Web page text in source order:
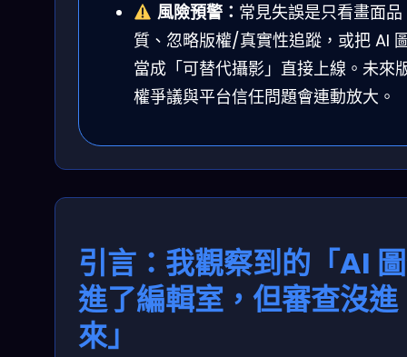
風險預警： 常見失誤是只看畫面品
質、忽略版權/真實性追蹤，或把 AI
當成「可替代攝影」直接上線。未來
權爭議與平台信任問題會連動放大。
引言：我觀察到的「AI
進了編輯室，但審查沒進
來」